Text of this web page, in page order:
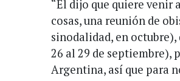
“Él dijo que quiere venir
cosas, una reunión de
sinodalidad, en
26 al 29 de septiembre),
Argentina, así que para